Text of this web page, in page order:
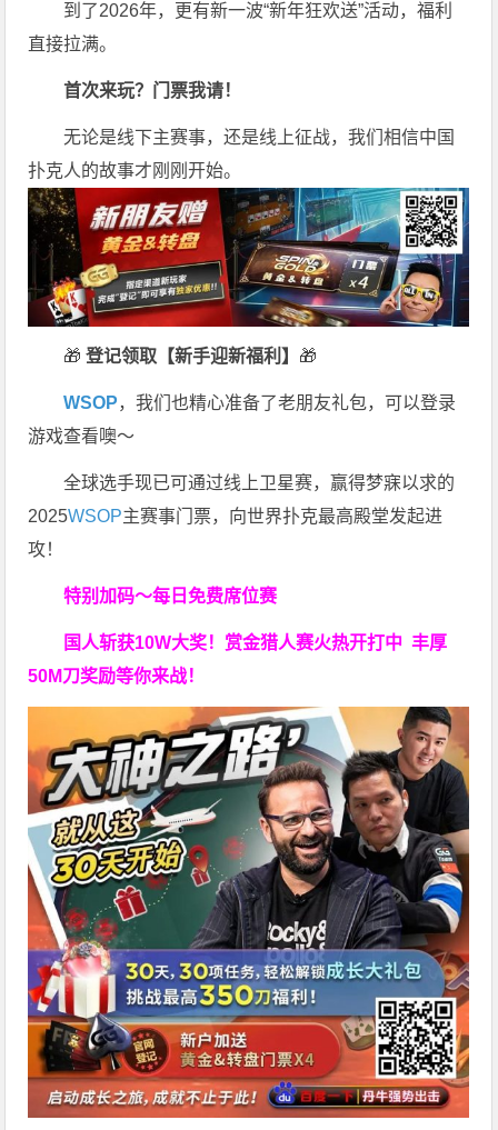
到了2026年，更有新一波“新年狂欢送”活动，福利
直接拉满。
首次来玩？门票我请！
无论是线下主赛事，还是线上征战，我们相信中国
扑克人的故事才刚刚开始。
🎁 登记领取【新手迎新福利】 🎁
WSOP，我们也精心准备了老朋友礼包，可以登录
游戏查看噢～
全球选手现已可通过线上卫星赛，赢得梦寐以求的
2025WSOP主赛事门票，向世界扑克最高殿堂发起进
攻！
特别加码～每日免费席位赛
国人斩获10W大奖！ 赏金猎人赛火热开打中 丰厚
50M刀奖励等你来战！